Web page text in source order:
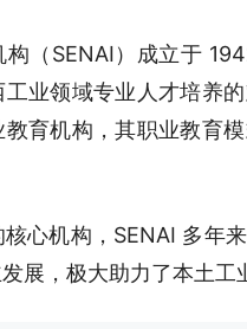
（SENAI）成立于
业领域专业人才培养
育机构，其职业教育
心机构，SENAI 多年
展，极大助力了本土工